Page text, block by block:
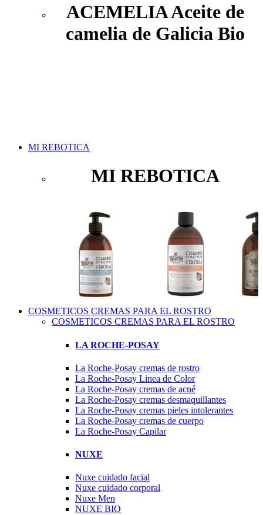
ACEMELIA Aceite de
camelia de Galicia Bio
MI REBOTICA
MI REBOTICA
COSMETICOS CREMAS PARA EL ROSTRO
COSMETICOS CREMAS PARA EL ROSTRO
LA ROCHE-POSAY
La Roche-Posay cremas de rostro
La Roche-Posay Linea de Color
La Roche-Posay cremas de acné
La Roche-Posay cremas desmaquillantes
La Roche-Posay cremas pieles intolerantes
La Roche-Posay cremas de cuerpo
La Roche-Posay Capilar
NUXE
Nuxe cuidado facial
Nuxe cuidado corporal
Nuxe Men
NUXE BIO